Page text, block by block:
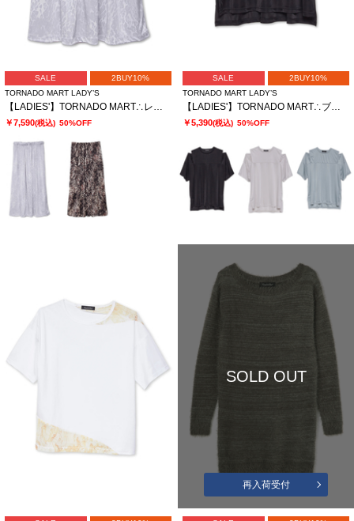
SALE
2BUY10%
TORNADO MART LADY’S
【LADIES'】TORNADO MART∴レオパードプリントイージースカート
￥7,590(税込) 50%OFF
SALE
2BUY10%
TORNADO MART LADY’S
【LADIES'】TORNADO MART∴ブライトスムーススリットオーバーTシャツ
￥5,390(税込) 50%OFF
SOLD OUT
再入荷受付